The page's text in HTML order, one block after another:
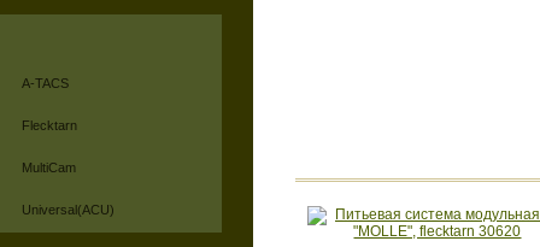
A-TACS
Flecktarn
MultiCam
Universal(ACU)